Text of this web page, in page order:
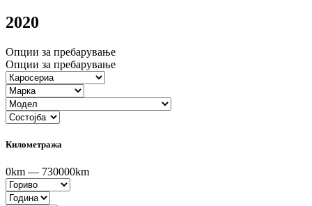
2020
Опции за пребарување
Опции за пребарување
Километража
0km — 730000km